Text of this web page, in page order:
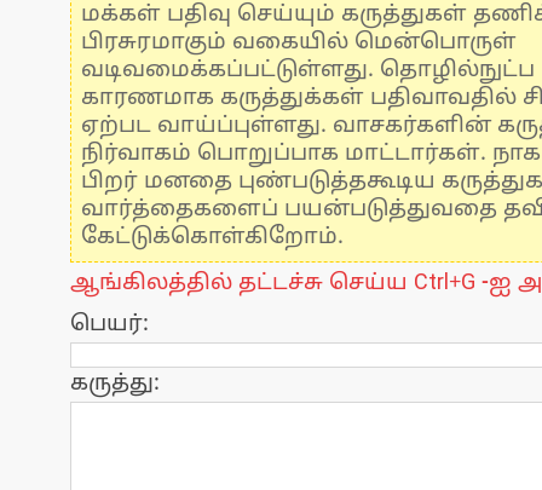
மக்கள் பதிவு செய்யும் கருத்துகள்
பிரசுரமாகும் வகையில் மென்பொருள்
வடிவமைக்கப்பட்டுள்ளது.
காரணமாக கருத்துக்கள் பதிவாவதில்
ஏற்பட வாய்ப்புள்ளது. வாசகர்களின்
நிர்வாகம் பொறுப்பாக மாட்டார்கள்.
பிறர் மனதை புண்படுத்தகூடிய
வார்த்தைகளைப் பயன்படுத்துவதை
கேட்டுக்கொள்கிறோம்.
ஆங்கிலத்தில் தட்டச்சு செய்ய Ctrl+G -ஐ
பெயர்:
கருத்து: